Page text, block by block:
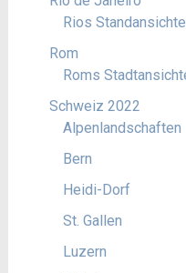
Rios
Rom
Roms
Schweiz 2022
Alpenlandschaften
Bern
Heidi-Dorf
St. Gallen
Luzern